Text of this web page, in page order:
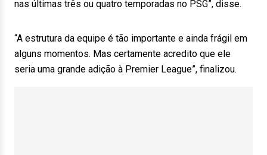
nas últimas três ou quatro temporadas no PSG”, disse.
“A estrutura da equipe é tão importante e ainda frágil em
alguns momentos. Mas certamente acredito que ele
seria uma grande adição à Premier League”, finalizou.